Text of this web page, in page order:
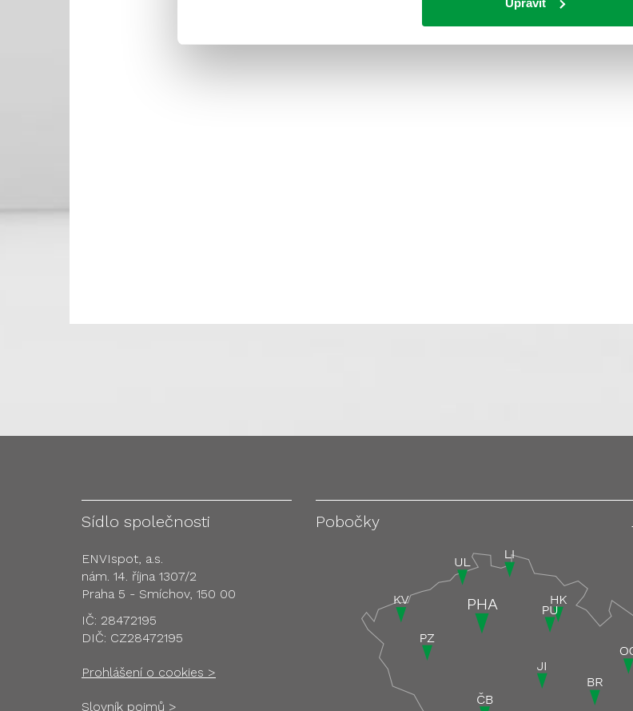
Upravit
Sídlo společnosti
ENVIspot, a.s.
nám. 14. října 1307/2
Praha 5 - Smíchov, 150 00
IČ: 28472195
DIČ: CZ28472195
Prohlášení o cookies >
Slovník pojmů >
Pobočky